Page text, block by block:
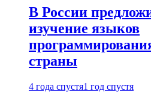
В России
изучение языков
страны
4 года спустя1 год спустя